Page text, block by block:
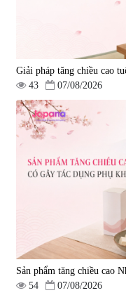
Giải pháp tăng chiều cao
43
07/08/2026
Sản phẩm tăng chiều cao
54
07/08/2026